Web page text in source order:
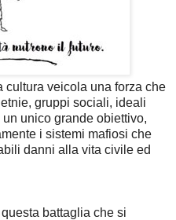
cultura veicola una forza che
gruppi sociali, ideali
unico grande obiettivo,
i sistemi mafiosi che
danni alla vita civile ed
battaglia che si